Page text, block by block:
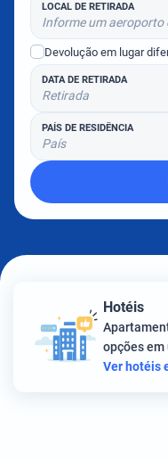
LOCAL DE RETIRADA
Informe um aeroporto
Devolução em lugar
DATA DE RETIRADA
Retirada
PAÍS DE RESIDÊNCIA
País
Hotéis
opções em
Ver hotéis